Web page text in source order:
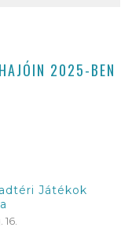
2025-BEN
Játékok
16.